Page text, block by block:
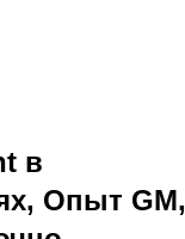
в
Опыт GM,